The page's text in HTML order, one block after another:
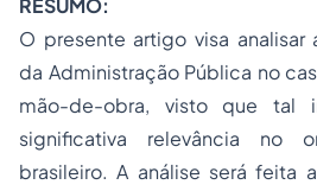
RESUMO:
O presente artigo visa analisar
da Administração Pública no
mão-de-obra, visto que tal
significativa relevância no
brasileiro. A análise será feita